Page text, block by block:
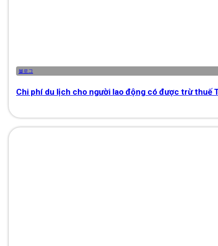
블로그
Chi phí du lịch cho người lao động có được trừ thuế